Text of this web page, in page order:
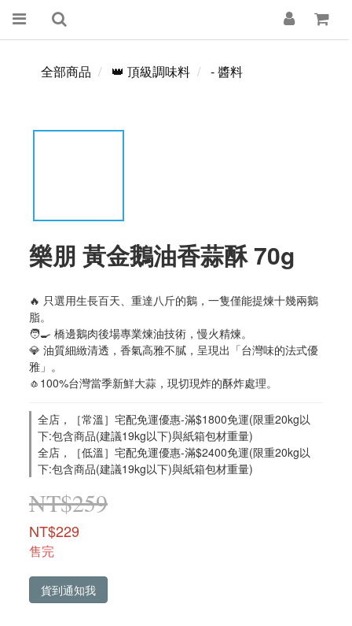
全部商品 👑 頂級調味料 - 醬料
樂朋 黃金鵝油香蒜酥 70g
🔥 只選用生長百天、重達八斤的鵝，一隻僅能提煉十幾兩鵝
脂。
🧑‍🍳 橋邊鵝肉後場專業煉油技術，慢火精煉。
💎 油質細緻清透，香氣高雅不膩，呈現出「台灣味的法式優
雅」。
🧄100%台灣當季新鮮大蒜，現切現炸的酥炸處理。
全店，［常溫］宅配免運優惠-滿$1800免運(限重20kg以
下:包含商品(建議19kg以下)與紙箱包材重量)
全店，［低溫］宅配免運優惠-滿$2400免運(限重20kg以
下:包含商品(建議19kg以下)與紙箱包材重量)
NT$259
NT$229
售完
貨到通知我